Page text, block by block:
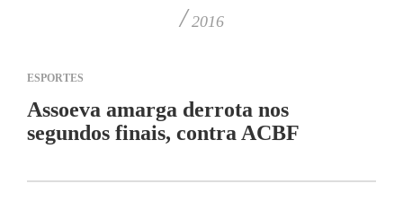
/ 2016
ESPORTES
Assoeva amarga derrota nos
segundos finais, contra ACBF